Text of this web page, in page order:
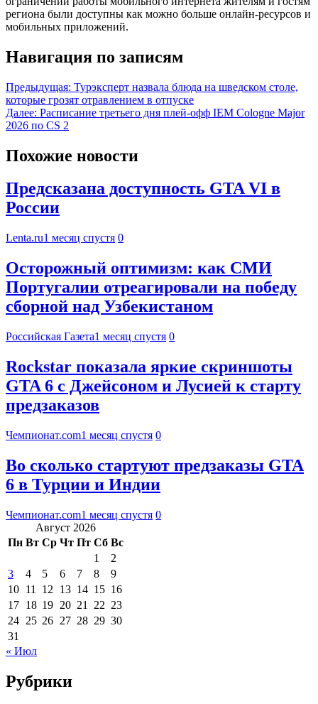
региона были доступны как можно больше онлайн-ресурсов и
мобильных приложений.
Навигация по записям
Предыдущая: Турэксперт назвала блюда на шведском столе,
которые грозят отравлением в отпуске
Далее: Расписание третьего дня плей-офф IEM Cologne Major
2026 по CS 2
Похожие новости
Предсказана доступность GTA VI в
России
Lenta.ru1 месяц спустя 0
Осторожный оптимизм: как СМИ
Португалии отреагировали на победу
сборной над Узбекистаном
Российская Газета1 месяц спустя 0
Rockstar показала яркие скриншоты
GTA 6 с Джейсоном и Лусией к старту
предзаказов
Чемпионат.com1 месяц спустя 0
Во сколько стартуют предзаказы GTA
6 в Турции и Индии
Чемпионат.com1 месяц спустя 0
Август 2026
Пн Вт Ср Чт Пт Сб Вс
1
2
3
4 5 6 7 8
9
10 11 12 13 14 15 16
17 18 19 20 21 22 23
24 25 26 27 28 29 30
31
« Июл
Рубрики